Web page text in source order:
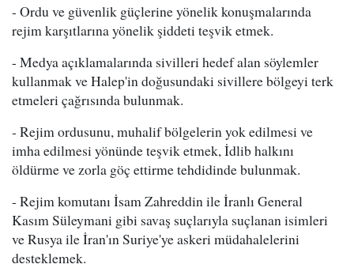
- Ordu ve güvenlik güçlerine yönelik konuşmalarında
rejim karşıtlarına yönelik şiddeti teşvik etmek.
- Medya açıklamalarında sivilleri hedef alan söylemler
kullanmak ve Halep'in doğusundaki sivillere bölgeyi terk
etmeleri çağrısında bulunmak.
- Rejim ordusunu, muhalif bölgelerin yok edilmesi ve
imha edilmesi yönünde teşvik etmek, İdlib halkını
öldürme ve zorla göç ettirme tehdidinde bulunmak.
- Rejim komutanı İsam Zahreddin ile İranlı General
Kasım Süleymani gibi savaş suçlarıyla suçlanan isimleri
ve Rusya ile İran'ın Suriye'ye askeri müdahalelerini
desteklemek.